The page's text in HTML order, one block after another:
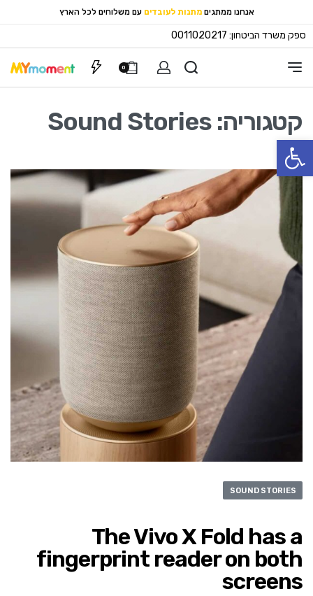
פתח סרגל נגישות
אנחנו ממתגים מתנות לעובדים
מגוון עטים עם משלוחים לכל הארץ
ספק משרד הביטחון: 0011020217
0
קטגוריה: Sound Stories
SOUND STORIES
The Vivo X Fold has a
fingerprint reader on both
screens